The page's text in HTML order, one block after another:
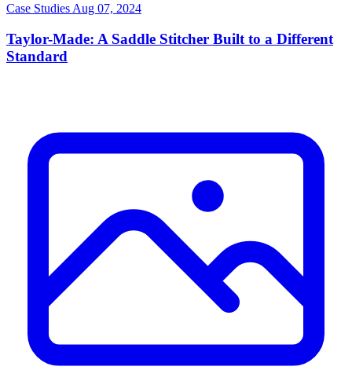
Case Studies Aug 07, 2024
Taylor-Made: A Saddle Stitcher Built to a Different
Standard